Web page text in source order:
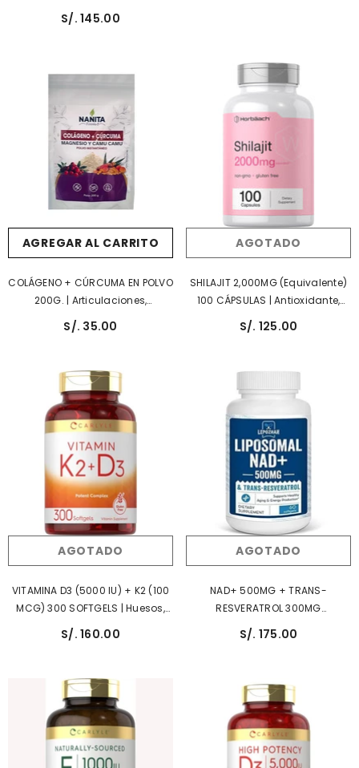
Rendimiento Físico,
Antioxidante.
S/. 145.00
AGREGAR AL CARRITO
COLÁGENO + CÚRCUMA EN POLVO
200G. | Articulaciones,
Calambres, Piel, Antioxidante.
S/. 35.00
AGOTADO
SHILAJIT 2,000MG (equivalente)
100 CÁPSULAS | Antioxidante,
Articulaciones, Fertilidad,
Testosterona, Desintoxicante.
S/. 125.00
AGOTADO
VITAMINA D3 (5000 IU) + K2 (100
MCG) 300 SOFTGELS | Huesos,
Infecciones, Presión Arterial,
Estado De Ánimo, Diabetes.
S/. 160.00
AGOTADO
NAD+ 500MG + TRANS-
RESVERATROL 300MG
ABSORCIÓN SUPERIOR |
Longevidad.
S/. 175.00